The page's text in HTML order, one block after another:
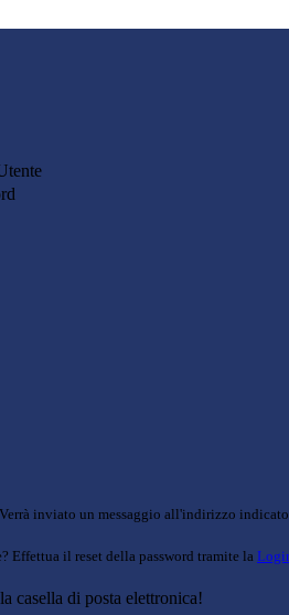
Verrà inviato un messaggio all'indirizzo
Effettua il reset della password tramite la
casella di posta elettronica!